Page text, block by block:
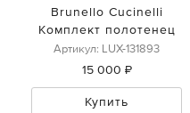
Brunello Cucinelli
Комплект полотенец
Артикул: LUX-131893
15 000 ₽
Купить